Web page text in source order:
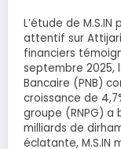
L’étude de
attentif sur
financiers
septembre 2025,
Bancaire (PNB)
croissance de
groupe (RNPG) a
milliards de
éclatante, M.S.IN